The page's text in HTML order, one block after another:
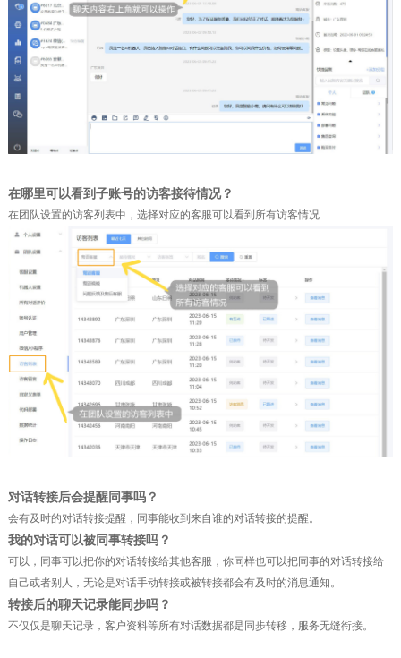
在哪里可以看到子账号的访客接待情况？
在团队设置的访客列表中，选择对应的客服可以看到所有访客情况
对话转接后会提醒同事吗？
会有及时的对话转接提醒，同事能收到来自谁的对话转接的提醒。
我的对话可以被同事转接吗？
可以，同事可以把你的对话转接给其他客服，你同样也可以把同事的对话转接给
自己或者别人，无论是对话手动转接或被转接都会有及时的消息通知。
转接后的聊天记录能同步吗？
不仅仅是聊天记录，客户资料等所有对话数据都是同步转移，服务无缝衔接。